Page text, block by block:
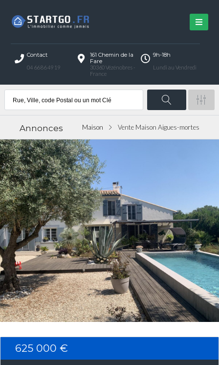
Connexion
Identifiant
Mot de passe
Contact
04 66 86 49 19
161 Chemin de la
Fare
30360 Vézénobres -
France
9h-18h
Lundi au Vendredi
Annonces Maison Vente Maison Aigues-mortes
625 000 €